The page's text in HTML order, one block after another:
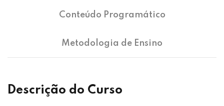
Conteúdo Programático
Metodologia de Ensino
Descrição do Curso